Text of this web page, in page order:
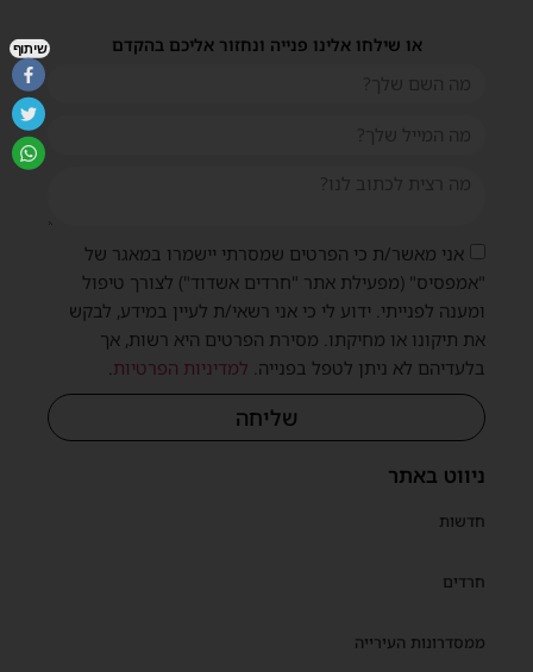
ניווט באתר
חדשות
חרדים
ממסדרונות העירייה
או שילחו אלינו פנייה ונחזור אליכם בהקדם
אני מאשר/ת כי הפרטים שמסרתי יישמרו במאגר של
"אמפסיס" (מפעילת אתר "חרדים אשדוד") לצורך טיפול
ומענה לפנייתי. ידוע לי כי אני רשאי/ת לעיין במידע, לבקש
את תיקונו או מחיקתו. מסירת הפרטים היא רשות, אך
בלעדיהם לא ניתן לטפל בפנייה. למדיניות הפרטיות
שליחה
שיתוף